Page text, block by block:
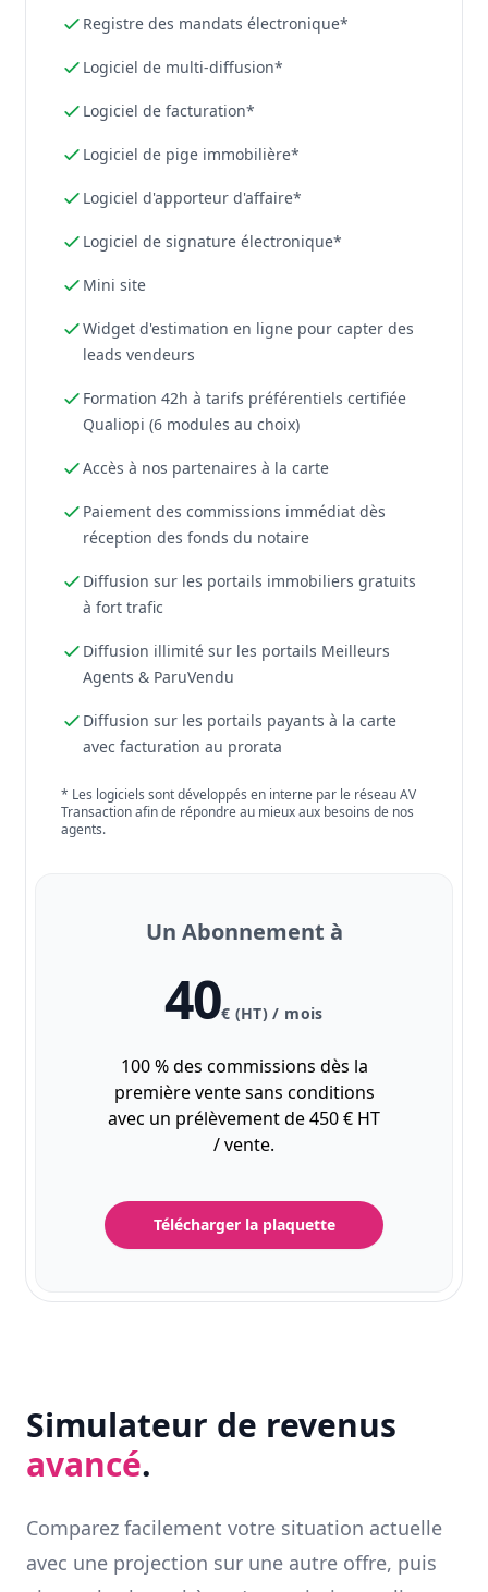
Registre des mandats électronique*
Logiciel de multi-diffusion*
Logiciel de facturation*
Logiciel de pige immobilière*
Logiciel d'apporteur d'affaire*
Logiciel de signature électronique*
Mini site
Widget d'estimation en ligne pour capter des
leads vendeurs
Formation 42h à tarifs préférentiels certifiée
Qualiopi (6 modules au choix)
Accès à nos partenaires à la carte
Paiement des commissions immédiat dès
réception des fonds du notaire
Diffusion sur les portails immobiliers gratuits
à fort trafic
Diffusion illimité sur les portails Meilleurs
Agents & ParuVendu
Diffusion sur les portails payants à la carte
avec facturation au prorata
* Les logiciels sont développés en interne par le réseau AV
Transaction afin de répondre au mieux aux besoins de nos
agents.
Un Abonnement à
40€ (HT) / mois
100 % des commissions dès la
première vente sans conditions
avec un prélèvement de 450 € HT
/ vente.
Télécharger la plaquette
Simulateur de revenus
avancé.
Comparez facilement votre situation actuelle
avec une projection sur une autre offre, puis